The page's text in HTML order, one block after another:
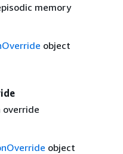
memory
object
override
object